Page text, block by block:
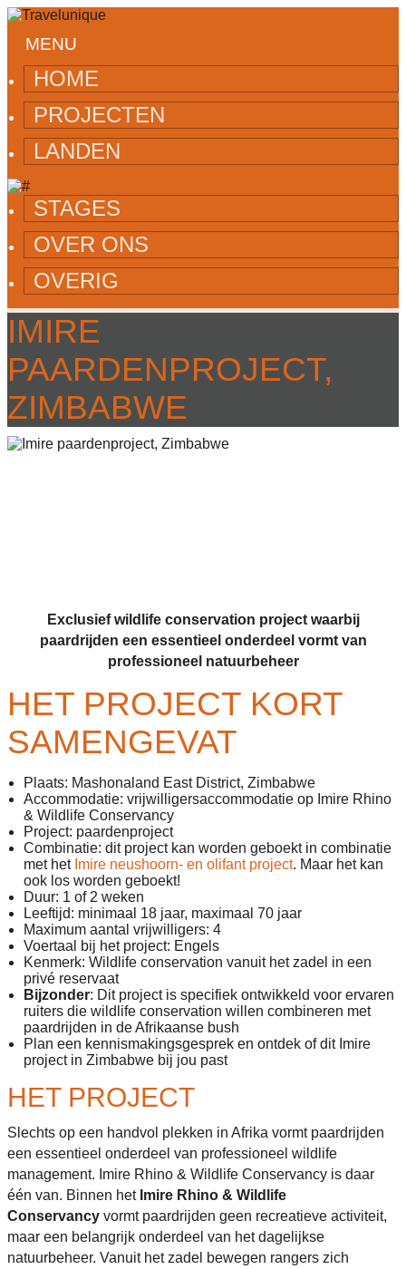
MENU
HOME
PROJECTEN
LANDEN
STAGES
OVER ONS
OVERIG
IMIRE
PAARDENPROJECT,
ZIMBABWE
Exclusief wildlife conservation project waarbij
paardrijden een essentieel onderdeel vormt van
professioneel natuurbeheer
HET PROJECT KORT
SAMENGEVAT
Plaats: Mashonaland East District, Zimbabwe
Accommodatie: vrijwilligersaccommodatie op Imire Rhino
& Wildlife Conservancy
Project: paardenproject
Combinatie: dit project kan worden geboekt in combinatie
met het Imire neushoorn- en olifant project. Maar het kan
ook los worden geboekt!
Duur: 1 of 2 weken
Leeftijd: minimaal 18 jaar, maximaal 70 jaar
Maximum aantal vrijwilligers: 4
Voertaal bij het project: Engels
Kenmerk: Wildlife conservation vanuit het zadel in een
privé reservaat
Bijzonder: Dit project is specifiek ontwikkeld voor ervaren
ruiters die wildlife conservation willen combineren met
paardrijden in de Afrikaanse bush
Plan een kennismakingsgesprek en ontdek of dit Imire
project in Zimbabwe bij jou past
HET PROJECT
Slechts op een handvol plekken in Afrika vormt paardrijden
een essentieel onderdeel van professioneel wildlife
management. Imire Rhino & Wildlife Conservancy is daar
één van. Binnen het Imire Rhino & Wildlife
Conservancy vormt paardrijden geen recreatieve activiteit,
maar een belangrijk onderdeel van het dagelijkse
natuurbeheer. Vanuit het zadel bewegen rangers zich